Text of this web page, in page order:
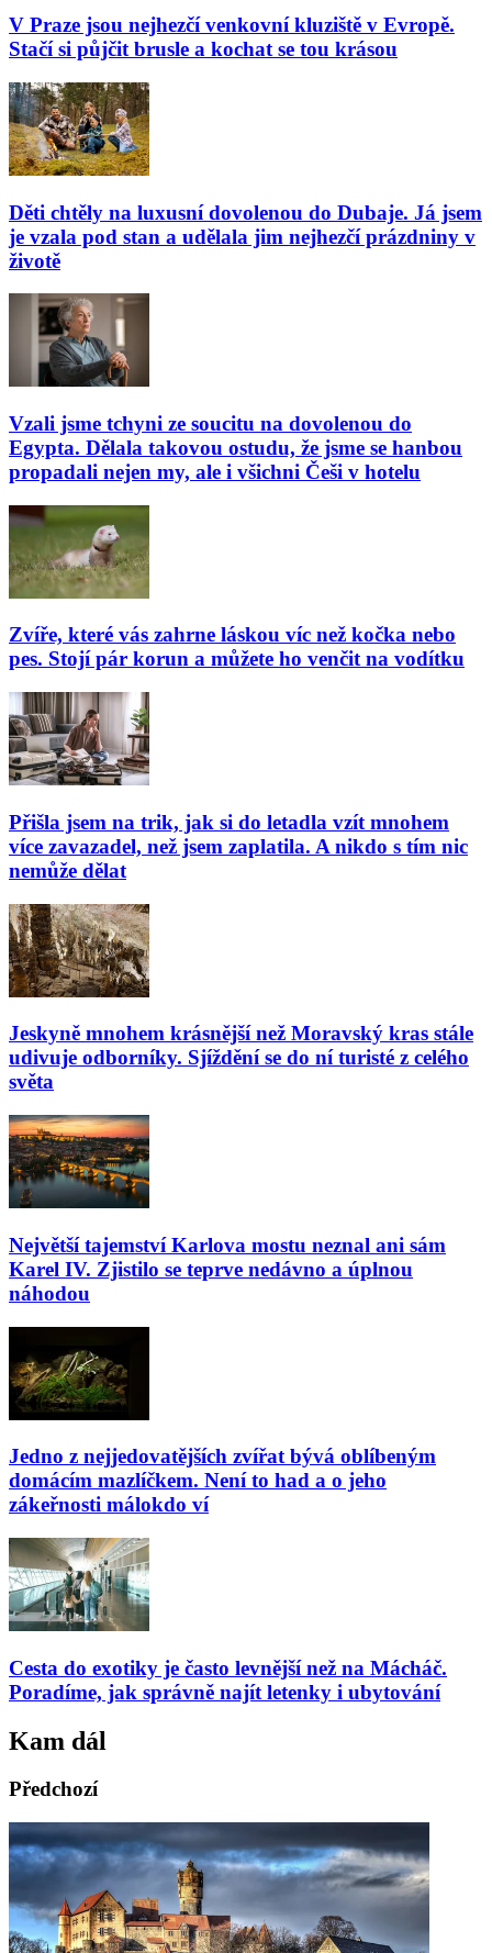
V Praze jsou nejhezčí venkovní kluziště v Evropě.
Stačí si půjčit brusle a kochat se tou krásou
Děti chtěly na luxusní dovolenou do Dubaje. Já jsem
je vzala pod stan a udělala jim nejhezčí prázdniny v
životě
Vzali jsme tchyni ze soucitu na dovolenou do
Egypta. Dělala takovou ostudu, že jsme se hanbou
propadali nejen my, ale i všichni Češi v hotelu
Zvíře, které vás zahrne láskou víc než kočka nebo
pes. Stojí pár korun a můžete ho venčit na vodítku
Přišla jsem na trik, jak si do letadla vzít mnohem
více zavazadel, než jsem zaplatila. A nikdo s tím nic
nemůže dělat
Jeskyně mnohem krásnější než Moravský kras stále
udivuje odborníky. Sjíždění se do ní turisté z celého
světa
Největší tajemství Karlova mostu neznal ani sám
Karel IV. Zjistilo se teprve nedávno a úplnou
náhodou
Jedno z nejjedovatějších zvířat bývá oblíbeným
domácím mazlíčkem. Není to had a o jeho
zákeřnosti málokdo ví
Cesta do exotiky je často levnější než na Mácháč.
Poradíme, jak správně najít letenky i ubytování
Kam dál
Předchozí